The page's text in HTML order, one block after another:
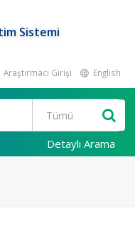
Sistemi
Araştırmacı Girişi English
Detaylı Arama